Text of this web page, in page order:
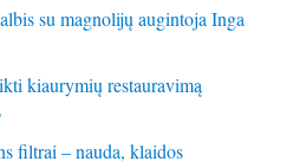
su magnolijų augintoja Inga
kiaurymių restauravimą
filtrai – nauda, klaidos